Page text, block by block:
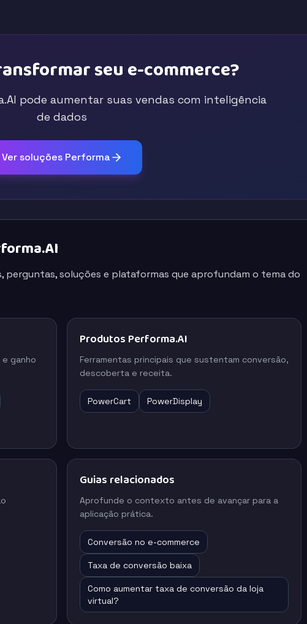
seu e-commerce?
pode aumentar suas vendas com inteligência
de dados
Ver soluções Performa
perguntas, soluções e plataformas que aprofundam o tema do
ganho
Produtos Performa.AI
Ferramentas principais que sustentam conversão,
descoberta e receita.
PowerCart PowerDisplay
Guias relacionados
Aprofunde o contexto antes de avançar para a
aplicação prática.
Conversão no e-commerce
Taxa de conversão baixa
Como aumentar taxa de conversão da loja
virtual?